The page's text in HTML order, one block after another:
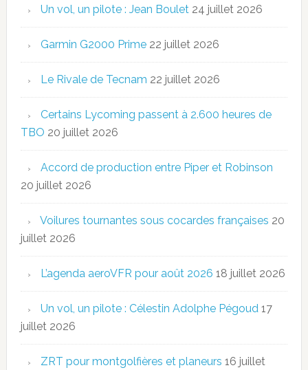
Un vol, un pilote : Jean Boulet 24 juillet 2026
Garmin G2000 Prime 22 juillet 2026
Le Rivale de Tecnam 22 juillet 2026
Certains Lycoming passent à 2.600 heures de
TBO 20 juillet 2026
Accord de production entre Piper et Robinson
20 juillet 2026
Voilures tournantes sous cocardes françaises 20
juillet 2026
L’agenda aeroVFR pour août 2026 18 juillet 2026
Un vol, un pilote : Célestin Adolphe Pégoud 17
juillet 2026
ZRT pour montgolfières et planeurs 16 juillet